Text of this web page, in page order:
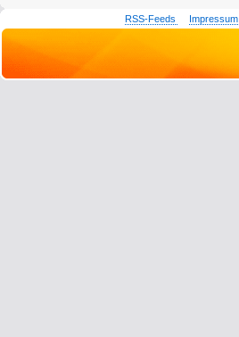
RSS-Feeds Impressum